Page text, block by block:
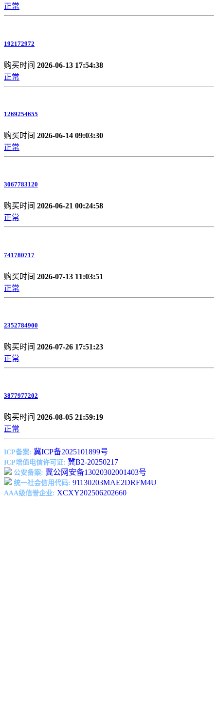
正常
192172972
购买时间 2026-06-13 17:54:38
正常
1269254655
购买时间 2026-06-14 09:03:30
正常
3067783120
购买时间 2026-06-21 00:24:58
正常
741780717
购买时间 2026-07-13 11:03:51
正常
2352784900
购买时间 2026-07-26 17:51:23
正常
3877977202
购买时间 2026-08-05 21:59:19
正常
ICP备案: 冀ICP备2025101899号
ICP增值电信许可证: 冀B2-20250217
公安备案: 冀公网安备13020302001403号
统一社会信用代码: 91130203MAE2DRFM4U
AAA级信誉企业: XCXY202506202660